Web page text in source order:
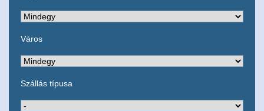
Város
Szállás típusa